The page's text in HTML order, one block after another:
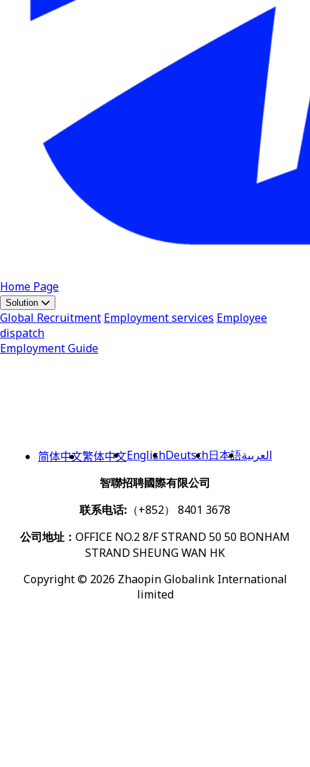
Home Page
Solution
Global Recruitment Employment services Employee
dispatch
Employment Guide
简体中文繁体中文EnglishDeutsch日本語العربية
智聯招聘國際有限公司
联系电话: （+852） 8401 3678
公司地址： OFFICE NO.2 8/F STRAND 50 50 BONHAM
STRAND SHEUNG WAN HK
Copyright © 2026 Zhaopin Globalink International
limited